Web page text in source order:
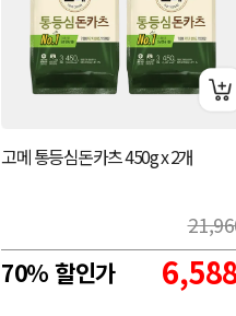
고메 통등심돈카츠 450g x 2개
70% 할인가